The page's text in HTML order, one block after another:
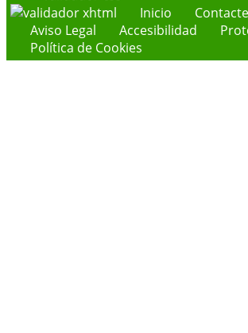
Inicio Contacte
Aviso Legal
Accesibilidad
Política de Cookies